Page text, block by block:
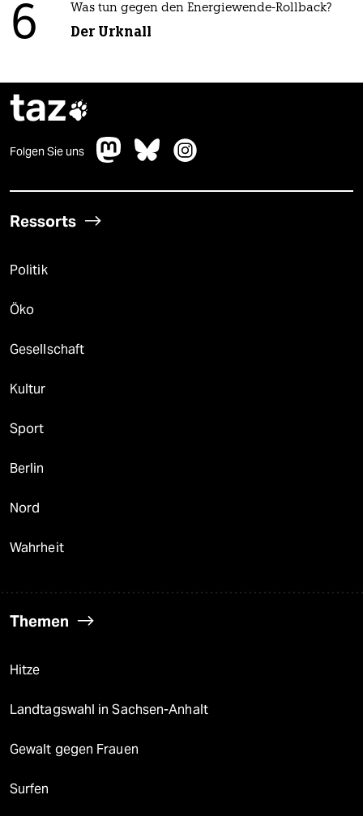
6 Was tun gegen den Energiewende-Rollback?
Der Urknall
taz
Folgen Sie uns
Ressorts
Politik
Öko
Gesellschaft
Kultur
Sport
Berlin
Nord
Wahrheit
Themen
Hitze
Landtagswahl in Sachsen-Anhalt
Gewalt gegen Frauen
Surfen